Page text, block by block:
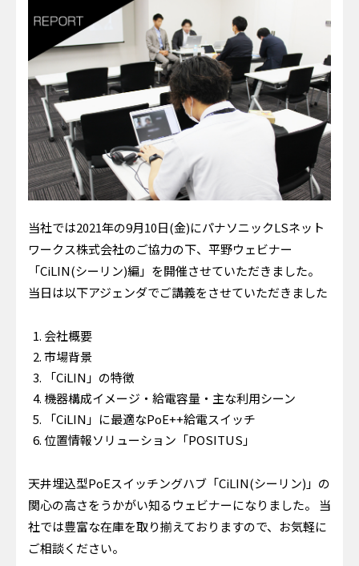
当社では2021年の9月10日(金)にパナソニックLSネット
ワークス株式会社のご協力の下、平野ウェビナー
「CiLIN(シーリン)編」を開催させていただきました。
当日は以下アジェンダでご講義をさせていただきました
会社概要
市場背景
「CiLIN」の特徴
機器構成イメージ・給電容量・主な利用シーン
「CiLIN」に最適なPoE++給電スイッチ
位置情報ソリューション「POSITUS」
天井埋込型PoEスイッチングハブ「CiLIN(シーリン)」の
関心の高さをうかがい知るウェビナーになりました。 当
社では豊富な在庫を取り揃えておりますので、お気軽に
ご相談ください。